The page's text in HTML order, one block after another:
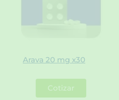
Arava 20 mg x30
Cotizar